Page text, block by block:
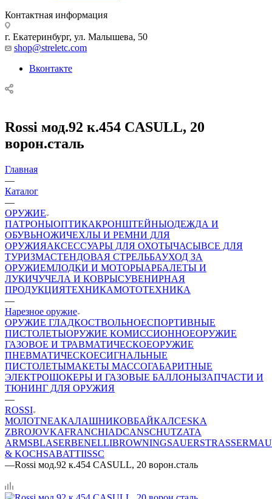
Контактная информация
г. Екатеринбург, ул. Малышева, 50
shop@streletc.com
Вконтакте
Rossi мод.92 к.454 СASULL, 20
ворон.сталь
Главная
—
Каталог
—
ОРУЖИЕ
ПАТРОНЫОПТИКАКРОНШТЕЙНЫОДЕЖДА И
ОБУВЬНОЖИЧЕХЛЫ И РЕМНИ ДЛЯ
ОРУЖИЯАКСЕССУАРЫ ДЛЯ ОХОТЫЧАСЫВСЕ ДЛЯ
ТУРИЗМАСТЕНДОВАЯ СТРЕЛЬБАУХОД ЗА
ОРУЖИЕМЛОДКИ И МОТОРЫАРБАЛЕТЫ И
ЛУКИЧУЧЕЛА И КОВРЫСУВЕНИРНАЯ
ПРОДУКЦИЯТЕХНИКАМОТОТЕХНИКА
—
Нарезное оружие
ОРУЖИЕ ГЛАДКОСТВОЛЬНОЕСПОРТИВНЫЕ
ПИСТОЛЕТЫОРУЖИЕ КОМИССИОННОЕОРУЖИЕ
ГАЗОВОЕ И ТРАВМАТИЧЕСКОЕОРУЖИЕ
ПНЕВМАТИЧЕСКОЕСИГНАЛЬНЫЕ
ПИСТОЛЕТЫМАКЕТЫ МАССОГАБАРИТНЫЕ
ЭЛЕКТРОШОКЕРЫ И ГАЗОВЫЕ БАЛЛОНЫЗАПЧАСТИ И
ТЮНИНГ ДЛЯ ОРУЖИЯ
—
ROSSI
МОЛОТNEAКАЛАШНИКОВБАЙКАЛCESKA
ZBROJOVKAFRANCHIADCANSCHUTZATA
ARMSBLASERBENELLIBROWNINGSAUERSTRASSER
& KOCHSABATTIISSC
—Rossi мод.92 к.454 СASULL, 20 ворон.сталь